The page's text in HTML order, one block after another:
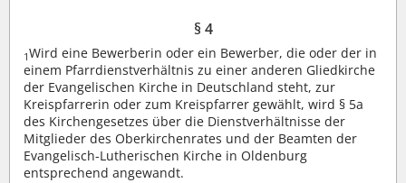
§ 4
1Wird eine Bewerberin oder ein Bewerber, die oder der in
einem Pfarrdienstverhältnis zu einer anderen Gliedkirche
der Evangelischen Kirche in Deutschland steht, zur
Kreispfarrerin oder zum Kreispfarrer gewählt, wird § 5a
des Kirchengesetzes über die Dienstverhältnisse der
Mitglieder des Oberkirchenrates und der Beamten der
Evangelisch-Lutherischen Kirche in Oldenburg
entsprechend angewandt.